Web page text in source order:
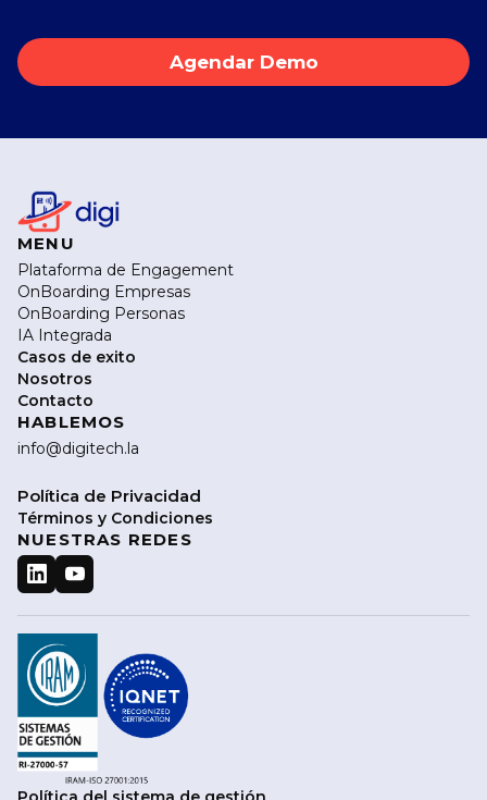
Agendar Demo
MENU
Plataforma de Engagement
OnBoarding Empresas
OnBoarding Personas
IA Integrada
Casos de exito
Nosotros
Contacto
HABLEMOS
info@digitech.la
Política de Privacidad
Términos y Condiciones
NUESTRAS REDES